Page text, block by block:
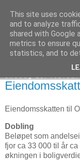
Eiendomsskatten til
Dobling
Beløpet som
fjor ca 33 000 til år
økningen i
This site uses
and to analyze
shared with Google
metrics to ensure
statistics, and to